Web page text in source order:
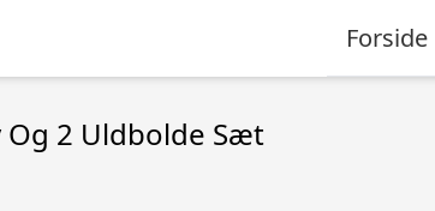
Forside
Og 2 Uldbolde Sæt